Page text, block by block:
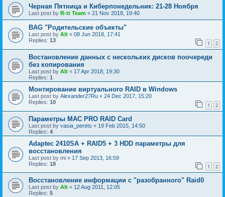
Черная Пятница и Киберпонедельник: 21-28 Ноября
Last post by R-tt Team « 21 Nov 2018, 19:40
BAG "Родительские объекты"
Last post by Alt « 08 Jun 2018, 17:41
Replies: 13 1 2
Востановление данных с нескольких дисков поочереди
без копирования
Last post by Alt « 17 Apr 2018, 19:30
Replies: 1
Монтирование виртуального RAID в Windows
Last post by Alexander27Ru « 24 Dec 2017, 15:20
Replies: 10 1 2
Параметры МАС PRO RAID Card
Last post by vasia_perets « 19 Feb 2015, 14:50
Replies: 4
Adaptec 2410SA + RAID5 + 3 HDD параметры для
восстановления
Last post by mi « 17 Sep 2013, 16:59
Replies: 18 1 2
Восстановление информации с "разобранного" Raid0
Last post by Alt « 12 Aug 2011, 12:05
Replies: 5